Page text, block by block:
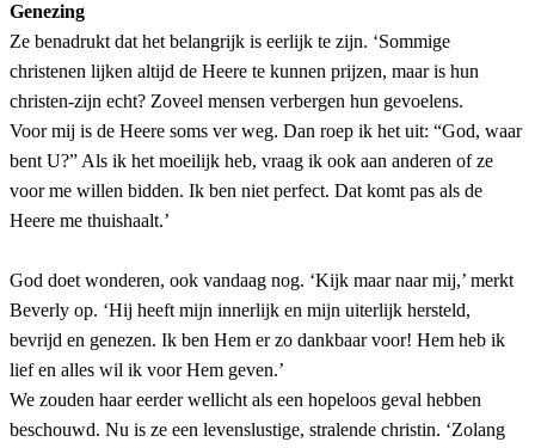
Genezing
Ze benadrukt dat het belangrijk is eerlijk te zijn. ‘Sommige
christenen lijken altijd de Heere te kunnen prijzen, maar is hun
christen-zijn echt? Zoveel mensen verbergen hun gevoelens.
Voor mij is de Heere soms ver weg. Dan roep ik het uit: “God, waar
bent U?” Als ik het moeilijk heb, vraag ik ook aan anderen of ze
voor me willen bidden. Ik ben niet perfect. Dat komt pas als de
Heere me thuishaalt.’
God doet wonderen, ook vandaag nog. ‘Kijk maar naar mij,’ merkt
Beverly op. ‘Hij heeft mijn innerlijk en mijn uiterlijk hersteld,
bevrijd en genezen. Ik ben Hem er zo dankbaar voor! Hem heb ik
lief en alles wil ik voor Hem geven.’
We zouden haar eerder wellicht als een hopeloos geval hebben
beschouwd. Nu is ze een levenslustige, stralende christin. ‘Zolang